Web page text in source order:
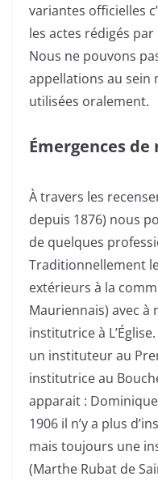
variantes officielles
les actes rédigés
Nous ne pouvons
appellations au sein
utilisées oralement.
Émergences
À travers les
depuis 1876) nous
de quelques
Traditionnellement
extérieurs à la
Mauriennais) avec
institutrice à
un instituteur au
institutrice au
apparait :
1906 il n’y a plus
mais toujours une
(Marthe Rubat de